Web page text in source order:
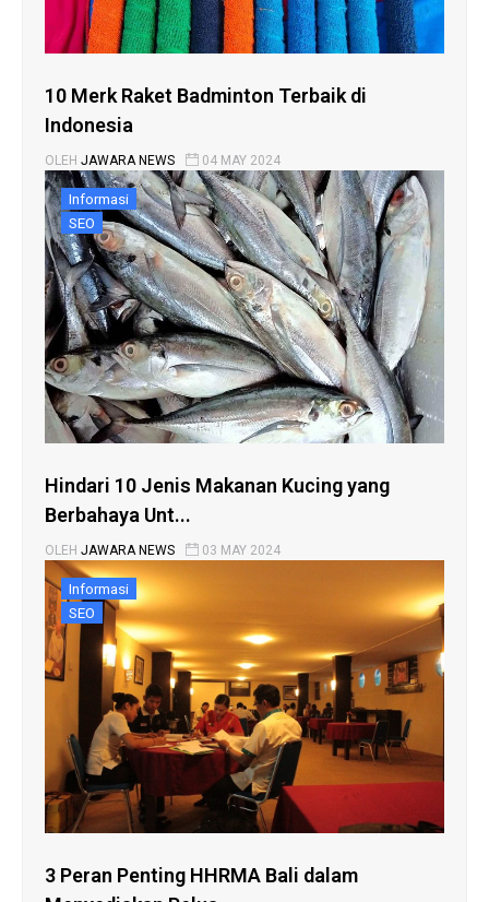
10 Merk Raket Badminton Terbaik di
Indonesia
OLEH JAWARA NEWS 04 MAY 2024
Informasi
SEO
Hindari 10 Jenis Makanan Kucing yang
Berbahaya Unt...
OLEH JAWARA NEWS 03 MAY 2024
Informasi
SEO
3 Peran Penting HHRMA Bali dalam